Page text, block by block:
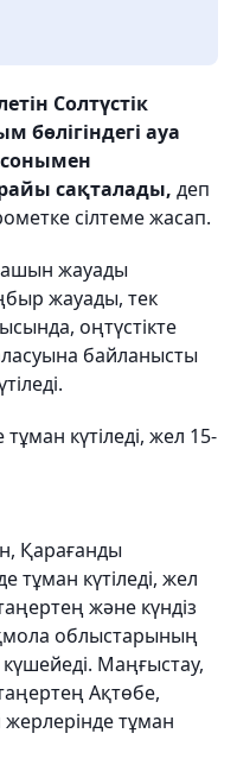
Солтүстік
бөлігіндегі ауа
сақталады, деп
сілтеме жасап.
жауады
жауады, тек
оңтүстікте
байланысты
күтіледі, жел 15-
Қарағанды
тұман күтіледі, жел
және күндіз
облыстарының
Маңғыстау,
Ақтөбе,
тұман